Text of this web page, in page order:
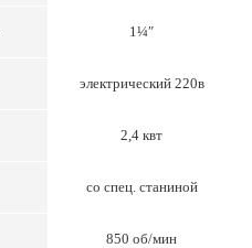
1¼″
электрический 220в
2,4 квт
со спец. станиной
850 об/мин